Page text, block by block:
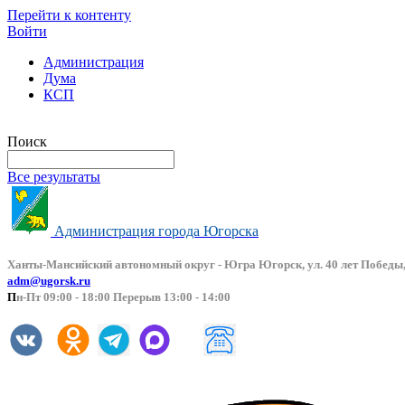
Перейти к контенту
Войти
Администрация
Дума
КСП
Поиск
Все результаты
Администрация города Югорска
Ханты-Мансийский автономный округ - Югра Югорск, ул. 40 лет
adm@ugorsk.ru
Пн-Пт 09:00 - 18:00 Перерыв 13:00 - 14:00